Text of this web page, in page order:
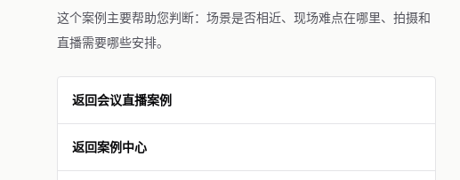
这个案例主要帮助您判断：场景是否相近、现场难点在哪里、拍摄和
直播需要哪些安排。
返回会议直播案例
返回案例中心